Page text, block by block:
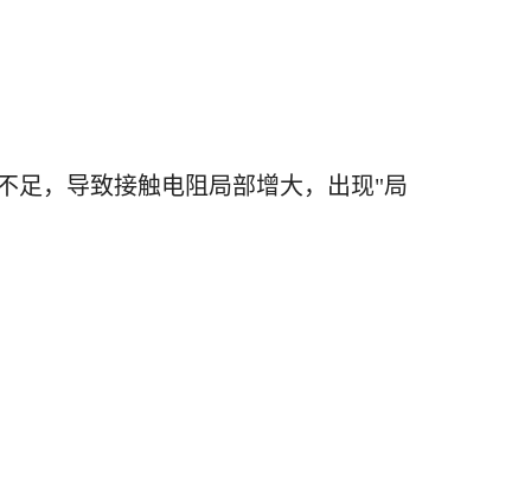
足，导致接触电阻局部增大，出现"局